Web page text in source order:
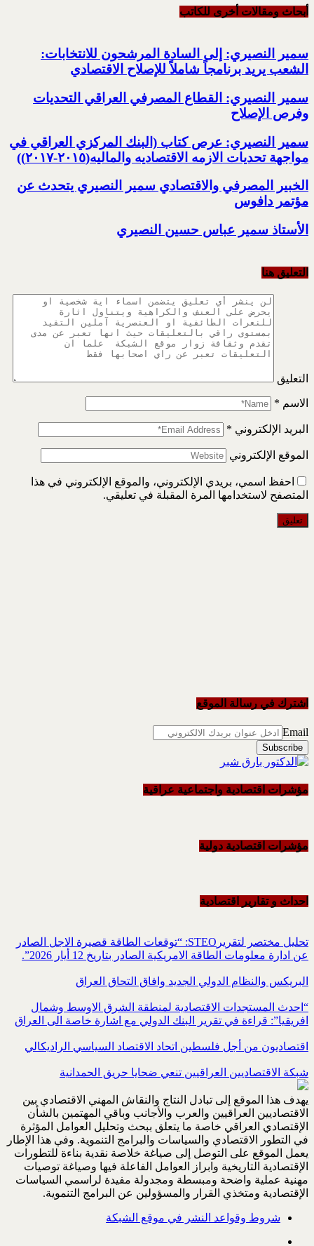
أبحاث ومقالات أخرى للکاتب
سمير النصيري: إلى السادة المرشحون للانتخابات:
الشعب يريد برنامجاً شاملاً للإصلاح الاقتصادي
سمير النصيري: القطاع المصرفي العراقي التحديات
وفرص الإصلاح
سمير النصيري: عرص كتاب (البنك المركزي العراقي في
مواجهة تحديات الازمه الاقتصاديه والماليه(٢٠١٥-٢٠١٧))
الخبير المصرفي والاقتصادي سمير النصيري يتحدث عن
مؤتمر دافوس
الأستاذ سمير عباس حسين النصيري
التعليق هنا
التعليق
الاسم *
البريد الإلكتروني *
الموقع الإلكتروني
احفظ اسمي، بريدي الإلكتروني، والموقع الإلكتروني في هذا
المتصفح لاستخدامها المرة المقبلة في تعليقي.
اشترك في رسالة الموقع
Email
مؤشرات اقتصادية واجتماعية عراقية
مؤشرات اقتصادية دولية
احداث و تقاریر اقتصادیة
تحليل مختصر لتقريرSTEO‏: “توقعات الطاقة قصيرة الاجل الصادر
عن ادارة معلومات الطاقة الامريكية ‏الصادر بتاريخ 12 أيار 2026”.‏
البريكس والنظام الدولي الجديد وافاق التحاق العراق
“احدث المستجدات الاقتصادية لمنطقة الشرق الاوسط وشمال
افريقيا”: قراءة في تقرير البنك الدولي مع اشارة خاصة الى العراق
اقتصاديون من أجل فلسطين اتحاد الاقتصاد السياسي الراديكالي
شبكة الاقتصاديين العراقيين تنعي ضحايا حريق الحمدانية
يهدف هذا الموقع إلى تبادل النتاج والنقاش المهني الاقتصادي بين
الاقتصاديين العراقيين والعرب والأجانب وباقي المهتمين بالشأن
الإقتصادي العراقي خاصة ما يتعلق ببحث وتحليل العوامل المؤثرة
في التطور الاقتصادي والسياسات والبرامج التنموية. وفي هذا الإطار
يعمل الموقع على التوصل إلى صياغة خلاصة نقدية بناءة للتطورات
الإقتصادية التاريخية وابراز العوامل الفاعلة فيها وصياغة توصيات
مهنية عملية واضحة ومبسطة ومجدولة مفيدة لراسمي السياسات
الإقتصادية ومتخذي القرار والمسؤولين عن البرامج التنموية.
شروط وقواعد النشر في موقع الشبكة